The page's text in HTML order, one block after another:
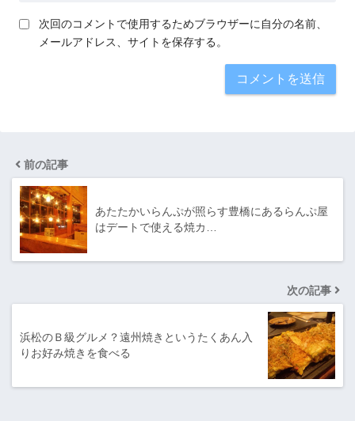
次回のコメントで使用するためブラウザーに自分の名前、
メールアドレス、サイトを保存する。
前の記事
あたたかいらんぷが照らす豊橋にあるらんぷ屋
はデートで使える焼カ…
次の記事
浜松のＢ級グルメ？遠州焼きというたくあん入
りお好み焼きを食べる